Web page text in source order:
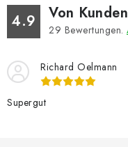
4.9 Von
29 Bewertungen.
Richard Oelmann
Supergut